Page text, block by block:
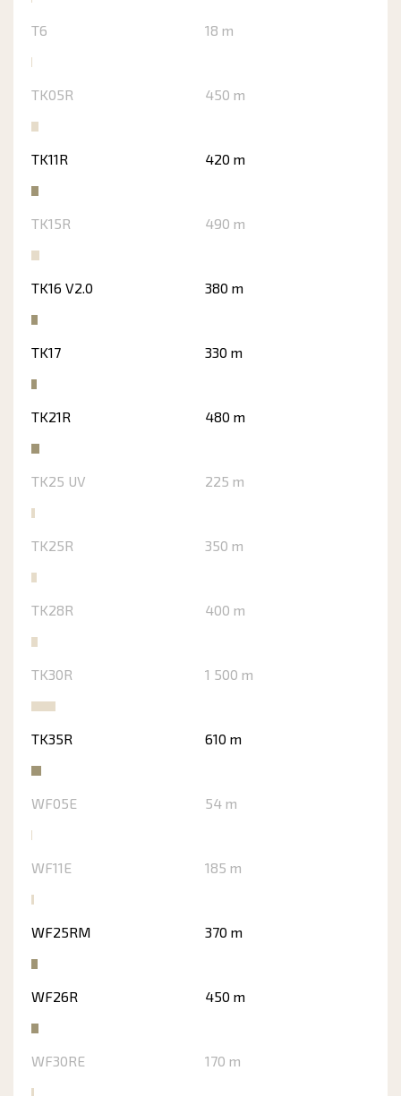
T6 18 m
TK05R 450 m
TK11R 420 m
TK15R 490 m
TK16 V2.0 380 m
TK17 330 m
TK21R 480 m
TK25 UV 225 m
TK25R 350 m
TK28R 400 m
TK30R 1 500 m
TK35R 610 m
WF05E 54 m
WF11E 185 m
WF25RM 370 m
WF26R 450 m
WF30RE 170 m